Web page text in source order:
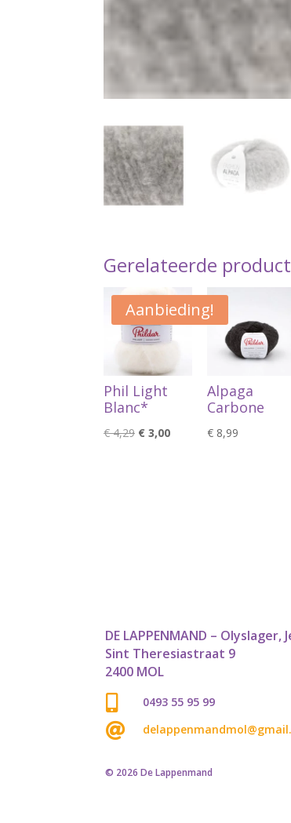
Gerelateerde
Aanbieding!
Phil Light
Blanc*
€4,29 Oorspronkelijke
€ 3,00Huidige
Alpaga
Carbone
€ 8,99
DE LAPPENMAND – Olyslager,
Sint Theresiastraat 9
2400 MOL
 0493 55 95 99

© 2026 De Lappenmand